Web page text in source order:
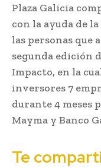
Plaza Galicia
con la ayuda de
las personas que
segunda edición
Impacto, en la
inversores 7
durante 4 meses
Mayma y Banco
Te